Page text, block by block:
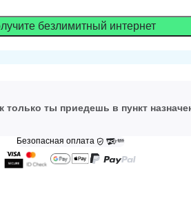
безлимитный интернет
только ты приедешь в пункт
Безопасная оплата